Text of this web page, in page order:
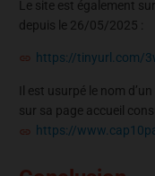
Le site est également
depuis le 26/05/2025 :
https://tinyurl.com/
Il est usurpé le nom
sur sa page accueil
https://